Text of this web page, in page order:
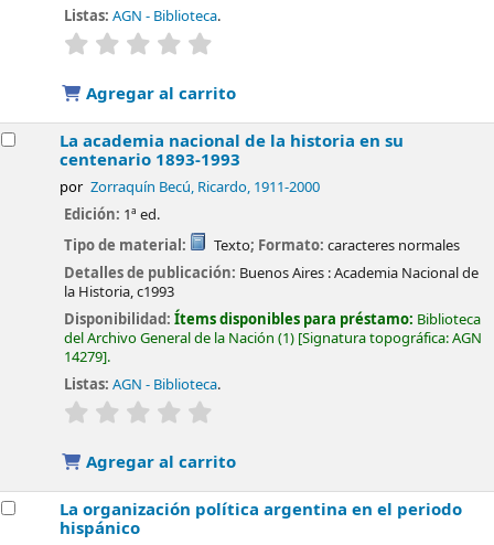
Listas: AGN - Biblioteca.
valoración
Agregar al carrito
La academia nacional de la historia en su
centenario 1893-1993
por Zorraquín Becú, Ricardo, 1911-2000
Edición: 1ª ed.
Tipo de material:
Texto; Formato: caracteres normales
Detalles de publicación: Buenos Aires :Academia Nacional de
la Historia,c1993
Disponibilidad:Ítems disponibles para préstamo: Biblioteca
del Archivo General de la Nación (1) Signatura topográfica:AGN
14279 .
Listas: AGN - Biblioteca.
valoración
Agregar al carrito
La organización política argentina en el periodo
hispánico